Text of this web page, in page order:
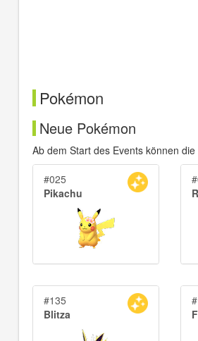
Pokémon
Neue Pokémon
Ab dem Start des Events können
#025
Pikachu
#135
Blitza